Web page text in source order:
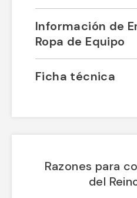
Información de
Ropa de Equipo
Ficha técnica
Razones para
del